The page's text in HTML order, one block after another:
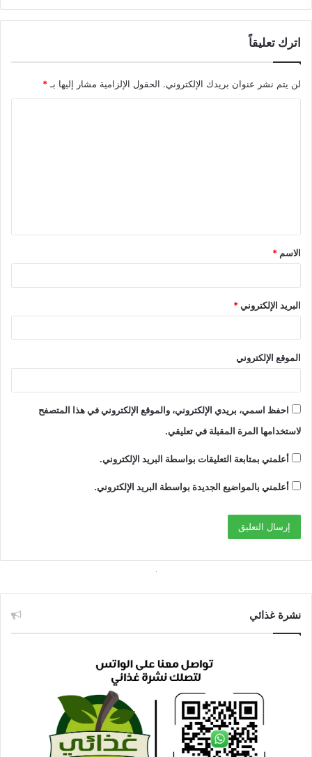
اترك تعليقاً
لن يتم نشر عنوان بريدك الإلكتروني. الحقول الإلزامية مشار إليها بـ *
ق
*
الاسم *
البريد الإلكتروني*
الموقع الإلكتروني
احفظ اسمي، بريدي الإلكتروني، والموقع الإلكتروني في هذا المتصفح
لاستخدامها المرة المقبلة في تعليقي.
أعلمني بمتابعة التعليقات بواسطة البريد الإلكتروني.
أعلمني بالمواضيع الجديدة بواسطة البريد الإلكتروني.
نشرة غذائي